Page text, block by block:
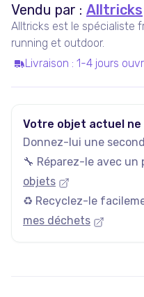
Vendu par : Alltricks
Alltricks est le spécialiste
running et outdoor.
Livraison : 1-4 jours
Votre objet actuel ne
Donnez-lui une
🔧 Réparez-le avec un
objets
♻️ Recyclez-le
mes déchets